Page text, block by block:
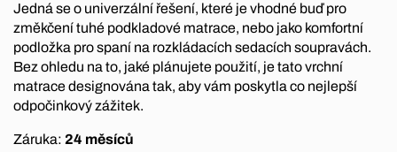
Jedná se o univerzální řešení, které je vhodné buď pro
změkčení tuhé podkladové matrace, nebo jako komfortní
podložka pro spaní na rozkládacích sedacích soupravách.
Bez ohledu na to, jaké plánujete použití, je tato vrchní
matrace designována tak, aby vám poskytla co nejlepší
odpočinkový zážitek.
Záruka: 24 měsíců